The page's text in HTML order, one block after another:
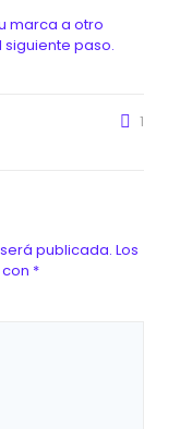
marca a otro
siguiente paso.
1
publicada. Los
*